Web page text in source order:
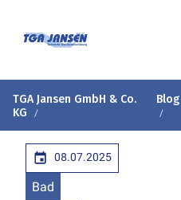
TGA Jansen GmbH & Co.
KG
Blog
08.07.2025
Bad